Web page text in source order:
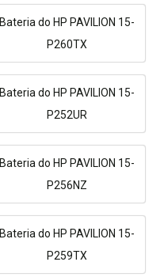
Bateria do HP PAVILION 15-
P260TX
Bateria do HP PAVILION 15-
P252UR
Bateria do HP PAVILION 15-
P256NZ
Bateria do HP PAVILION 15-
P259TX